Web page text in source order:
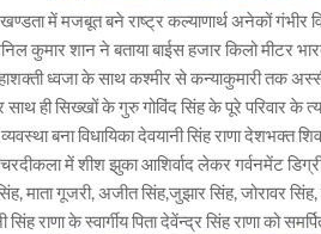
में मजबूत बने राष्ट्र कल्याणार्थ अनेकों गंभीर
कुमार शान ने बताया बाईस हजार किलो मीटर
ध्वजा के साथ कश्मीर से कन्याकुमारी तक
साथ ही सिख्खों के गुरु गोविंद सिंह के पूरे परिवार
व्यवस्था बना विधायिका देवयानी सिंह राणा
में शीश झुका आशिर्वाद लेकर गर्वनमेंट
माता गूजरी, अजीत सिंह,जुझार सिंह, जोरावर
सिंह राणा के स्वार्गीय पिता देवेंन्द्र सिंह राणा को